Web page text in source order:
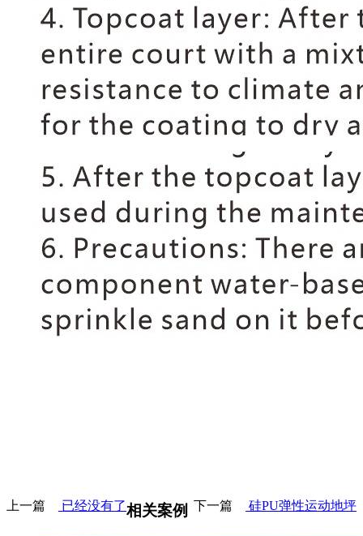
上一篇 已经没有了 下一篇 硅PU弹性运动地坪
相关案例